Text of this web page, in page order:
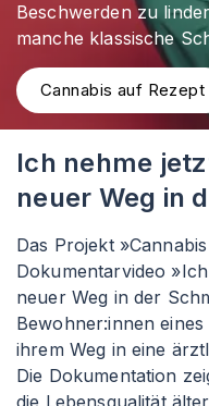
Beschwerden zu
manche klassische
Cannabis auf Rezept
Ich nehme
neuer Weg in
Das Projekt
Dokumentarvideo
neuer Weg in der
Bewohner:innen
ihrem Weg in eine
Die Dokumentation
die Lebensqualität